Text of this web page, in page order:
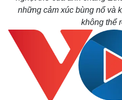
những cảm xúc bùng nổ và
không thể